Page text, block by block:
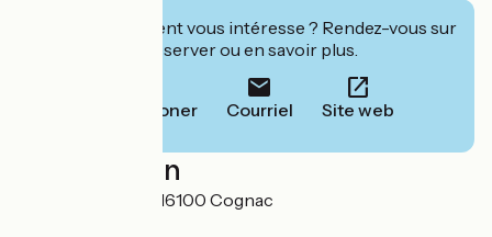
Cet établissement vous intéresse ? Rendez-vous sur
leur site pour réserver ou en savoir plus.
Téléphoner Courriel Site web
Localisation
16 rue des Pontis 16100 Cognac